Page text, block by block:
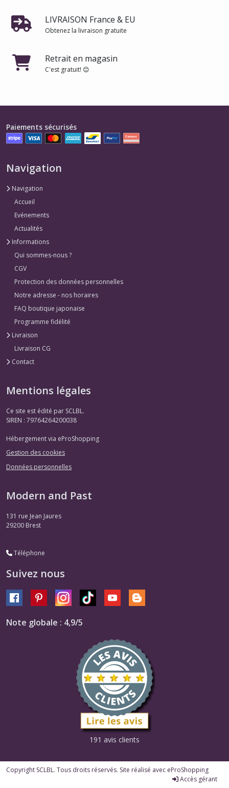
LIVRAISON France & EU
Obtenez la livraison gratuite
Retrait en magasin
C'est gratuit! 😊
Paiements sécurisés
Navigation
Navigation
Accueil
Evénements
Actualités
Informations
Qui sommes-nous ?
CGV
Protection des données personnelles
Notre adresse - nos horaires
FAQ boutique japonaise
Programme fidélité
Livraison
Livraison CG
Contact
Mentions légales
Ce site est édité par SCLBL.
SIREN : 79764264200038
Hébergement via eProShopping
Gestion des cookies
Données personnelles
Modern and Past
131 rue Jean Jaures
29200 Brest
Téléphone
Suivez nous
Note globale : 4,9/5
191 avis clients
Copyright SCLBL. Tous droits réservés. Site réalisé avec eProShopping
Accès gérant